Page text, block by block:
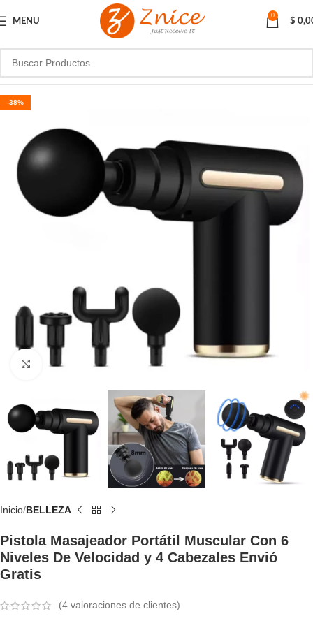
MENU
0
$
-38%
Click to enlarge
Inicio BELLEZA
Pistola Masajeador Portátil Muscular Con 6
Niveles De Velocidad y 4 Cabezales Envió
Gratis
(4 valoraciones de clientes)